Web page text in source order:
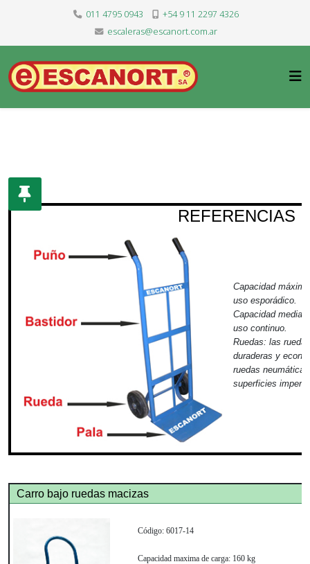
011 4795 0943
+54 9 11 2297 4326
escaleras@escanort.com.ar
REFERENCIAS
Capacidad
uso esporádico.
Capacidad media
uso continuo.
Ruedas: las
duraderas y
ruedas
superficies
Carro bajo ruedas macizas
Código: 6017-14
Capacidad maxima de carga: 160 kg